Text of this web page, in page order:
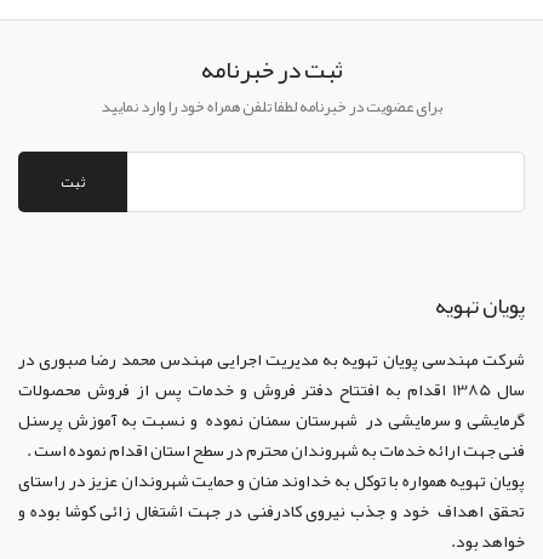
ثبت در خبرنامه
برای عضویت در خبرنامه لطفا تلفن همراه خود را وارد نمایید
ثبت
پويان تهويه
شرکت مهندسی پویان تهویهبه مدیریت اجرایی مهندس محمد رضا صبوری در
سال 1385 اقدام به افتتاح دفتر فروش و خدمات پس از فروش محصولات
گرمایشی و سرمایشی در شهرستان سمنان نموده و نسبت به آموزش پرسنل
فنی جهت ارائه خدمات به شهروندان محترم در سطح استان اقدام نموده است .
پویان تهویه همواره با توکل به خداوند منان و حمایت شهروندان عزیز در راستای
تحقق اهداف خود و جذب نیروی کادرفنی در جهت اشتغال زائی کوشا بوده و
خواهد بود.